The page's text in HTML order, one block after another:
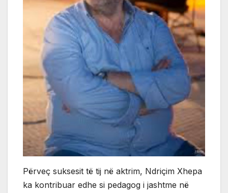
Përveç suksesit të tij në aktrim, Ndriçim Xhepa
ka kontribuar edhe si pedagog i jashtme në